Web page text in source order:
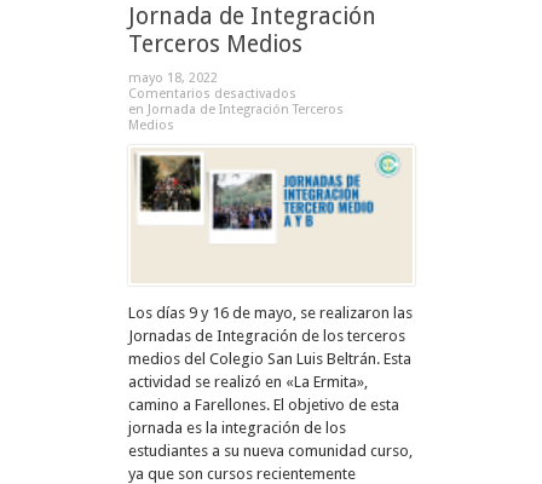
Jornada de Integración
Terceros Medios
mayo 18, 2022
Comentarios desactivados
en Jornada de Integración Terceros
Medios
Los días 9 y 16 de mayo, se realizaron las
Jornadas de Integración de los terceros
medios del Colegio San Luis Beltrán. Esta
actividad se realizó en «La Ermita»,
camino a Farellones. El objetivo de esta
jornada es la integración de los
estudiantes a su nueva comunidad curso,
ya que son cursos recientemente